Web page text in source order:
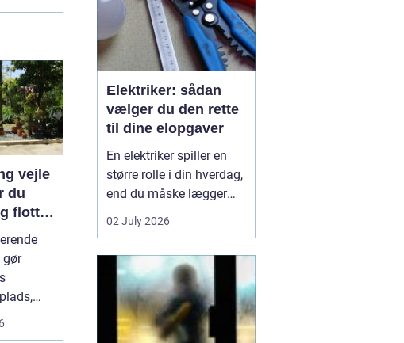
vejle
du
flotte
både
Elektriker: sådan
vælger du den rette
til dine elopgaver
En elektriker spiller en
større rolle i din hverdag,
end du måske lægger
mærke til. Alt fra lys i
stuen, stikkontakter i
internetforbindelse til
sikkerhedsanlæg og
ventilation kræver
professione...
02 July 2026